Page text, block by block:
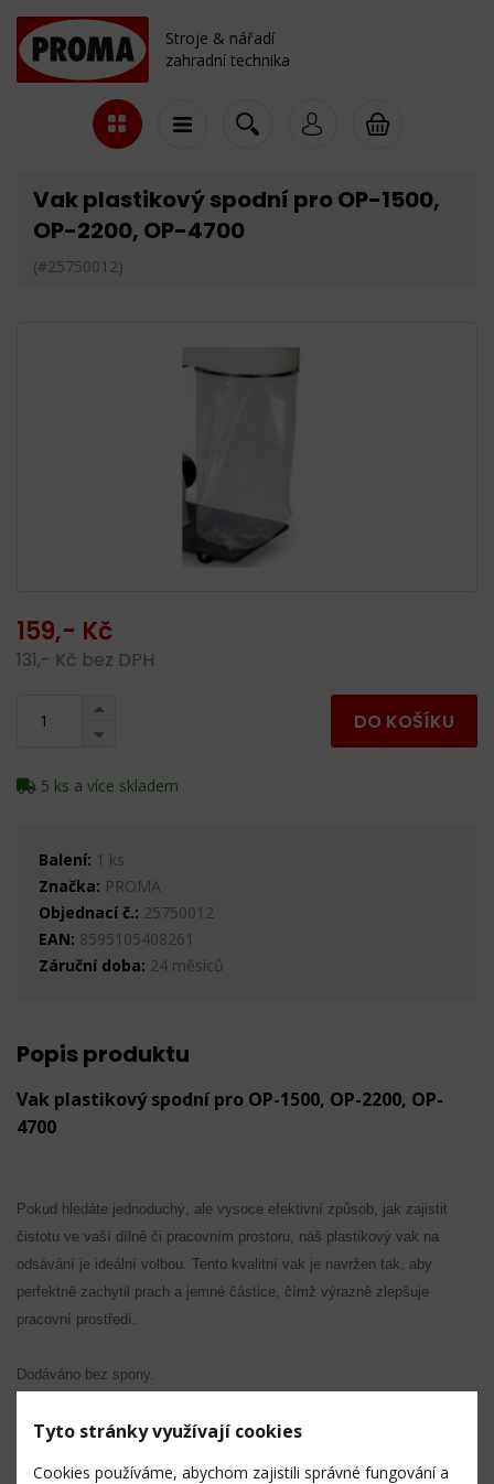
Stroje & nářadí
zahradní technika
Vak plastikový spodní pro OP-1500,
OP-2200, OP-4700
(#25750012)
159,- Kč
131,- Kč bez DPH
DO KOŠÍKU
5 ks a více skladem
Balení: 1 ks
Značka: PROMA
Objednací č.: 25750012
EAN: 8595105408261
Záruční doba: 24 měsíců
Popis produktu
Vak plastikový spodní pro OP-1500, OP-2200, OP-
4700
Pokud hledáte jednoduchý, ale vysoce efektivní způsob, jak zajistit
čistotu ve vaší dílně či pracovním prostoru, náš plastikový vak na
odsávání je ideální volbou. Tento kvalitní vak je navržen tak, aby
perfektně zachytil prach a jemné částice, čímž výrazně zlepšuje
pracovní prostředí.
Dodáváno bez spony.
Technická data
Tyto stránky využívají cookies
Cookies používáme, abychom zajistili správné fungování a